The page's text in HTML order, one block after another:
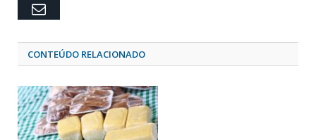
Email
CONTEÚDO RELACIONADO